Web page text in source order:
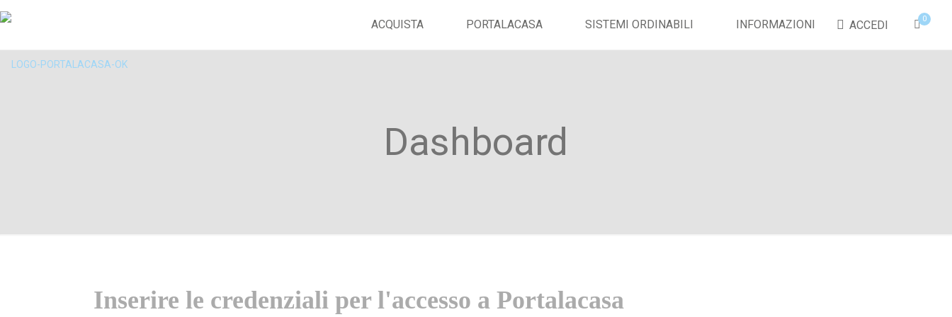
ACQUISTA PORTALACASA SISTEMI ORDINABILI INFORMAZIONI ACCEDI 0
Dashboard
Inserire le credenziali per l'accesso a Portalacasa